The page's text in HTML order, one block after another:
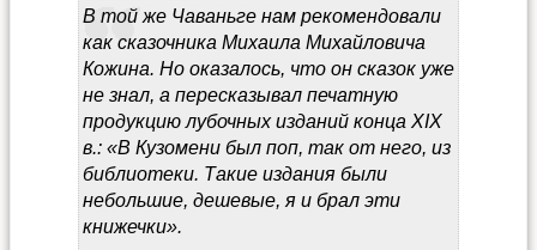
В той же Чаваньге нам рекомендовали
как сказочника Михаила Михайловича
Кожина. Но оказалось, что он сказок уже
не знал, а пересказывал печатную
продукцию лубочных изданий конца XIX
в.: «В Кузомени был поп, так от него, из
библиотеки. Такие издания были
небольшие, дешевые, я и брал эти
книжечки».